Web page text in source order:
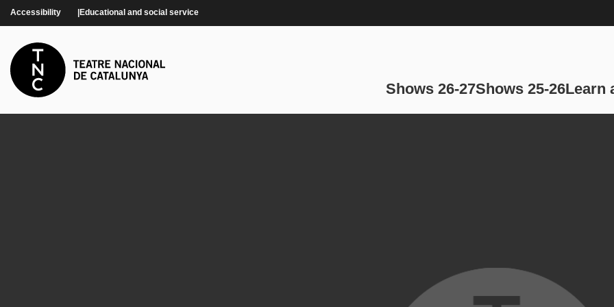
Accessibility Educational and social service
Main
Shows 26-27Shows 25-26Learn